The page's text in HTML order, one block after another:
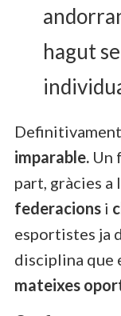
hagut
imparable. Un
part, gràcies a
federacions i
esportistes ja
disciplina que
mateixes